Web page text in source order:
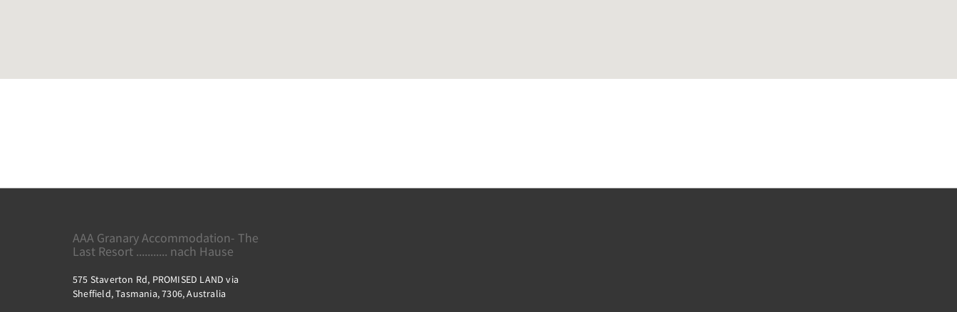
AAA Granary Accommodation- The
Last Resort ........... nach Hause
575 Staverton Rd, PROMISED LAND via
Sheffield, Tasmania, 7306, Australia